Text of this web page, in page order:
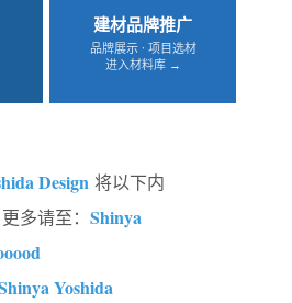
建材品牌推广
品牌展示 · 项目选材
进入材料库 →
Design 将以下内
多请至： Shinya
Yoshida